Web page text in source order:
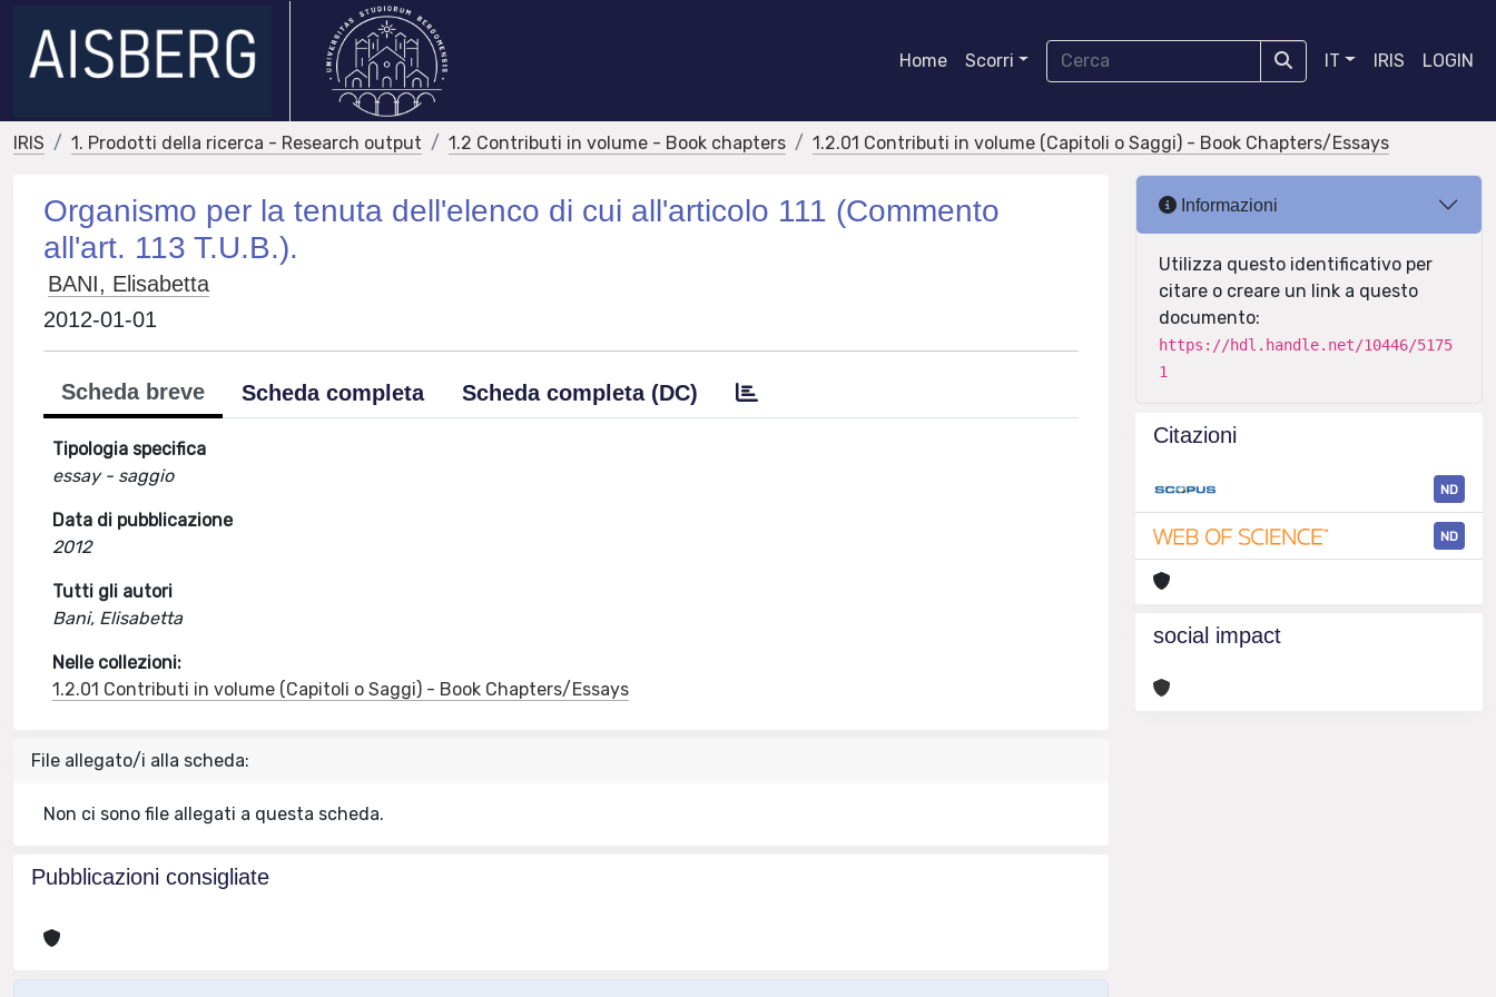
Home Scorri IT IRIS LOGIN
IRIS 1. Prodotti della ricerca - Research output 1.2 Contributi in volume - Book chapters 1.2.01 Contributi in volume (Capitoli o Saggi) - Book Chapters/Essays
Organismo per la tenuta dell'elenco di cui all'articolo 111 (Commento
all'art. 113 T.U.B.).
BANI, Elisabetta
2012-01-01
Scheda breve Scheda completa Scheda completa (DC)
Tipologia specifica
essay - saggio
Data di pubblicazione
2012
Tutti gli autori
Bani, Elisabetta
Nelle collezioni:
1.2.01 Contributi in volume (Capitoli o Saggi) - Book Chapters/Essays
File allegato/i alla scheda:
Non ci sono file allegati a questa scheda.
Pubblicazioni consigliate
Informazioni
Utilizza questo identificativo per
citare o creare un link a questo
documento:
https://hdl.handle.net/10446/5175
1
Citazioni
ND
ND
social impact